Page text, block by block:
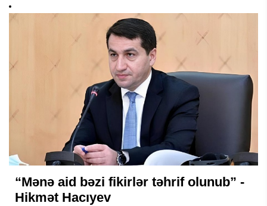
“Mənə aid bəzi fikirlər təhrif olunub” -
Hikmət Hacıyev